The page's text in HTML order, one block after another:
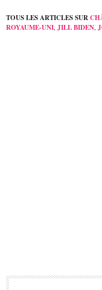
TOUS LES ARTICLES SUR
ROYAUME-UNI, JILL BIDEN,